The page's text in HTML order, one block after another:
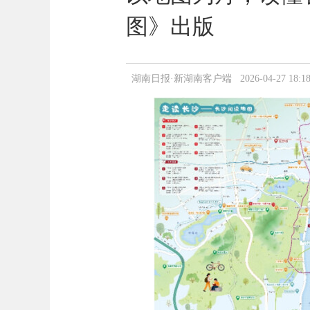
图》出版
湖南日报·新湖南客户端 2026-04-27